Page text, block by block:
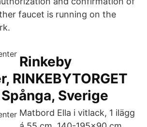
faucet is running on the
Rinkeby
RINKEBYTORGET
Sverige
Matbord Ella i vitlack, 1 ilägg